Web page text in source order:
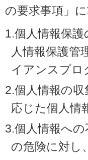
の要求事項」
1.個人情報保
人情報保護管
イアンスプロ
2.個人情報の
応じた個人情
3.個人情報へ
の危険に対し